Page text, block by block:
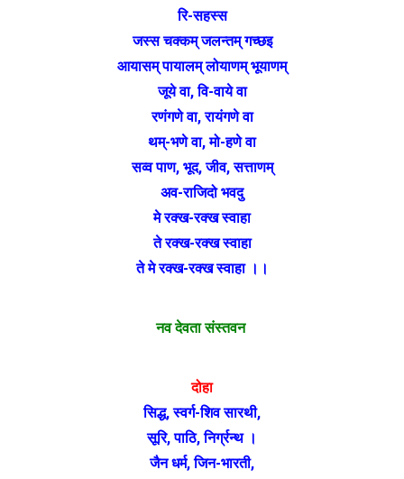
रि-सहस्स
जस्स चक्कम् जलन्तम् गच्छइ
आयासम् पायालम् लोयाणम् भूयाणम्
जूये वा, वि-वाये वा
रणंगणे वा, रायंगणे वा
थम्-भणे वा, मो-हणे वा
सव्व पाण, भूद, जीव, सत्ताणम्
अव-राजिदो भवदु
मे रक्ख-रक्ख स्वाहा
ते रक्ख-रक्ख स्वाहा
ते मे रक्ख-रक्ख स्वाहा ।।
नव देवता संस्तवन
दोहा
सिद्ध, स्वर्ग-शिव सारथी,
सूरि, पाठि, निर्ग्रन्थ ।
जैन धर्म, जिन-भारती,